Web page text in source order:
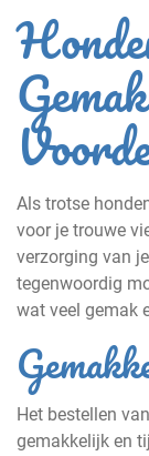
Als trotse
voor je trouwe
verzorging van
tegenwoordig
wat veel gemak
Het bestellen
gemakkelijk en